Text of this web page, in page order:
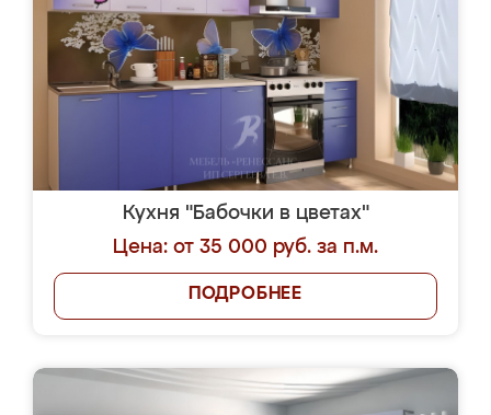
Кухня "Бабочки в цветах"
Цена: от 35 000 руб. за п.м.
ПОДРОБНЕЕ